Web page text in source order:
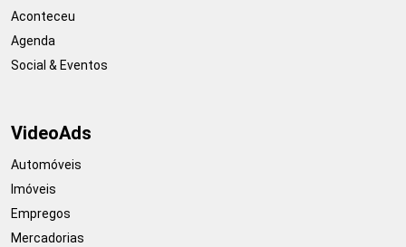
Aconteceu
Agenda
Social & Eventos
VideoAds
Automóveis
Imóveis
Empregos
Mercadorias